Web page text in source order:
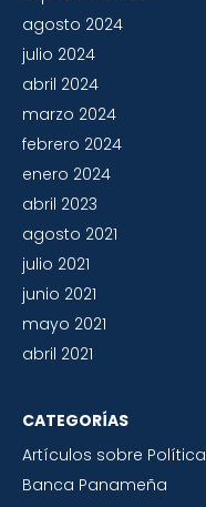
agosto 2024
julio 2024
abril 2024
marzo 2024
febrero 2024
enero 2024
abril 2023
agosto 2021
julio 2021
junio 2021
mayo 2021
abril 2021
CATEGORÍAS
Artículos sobre Política
Banca Panameña